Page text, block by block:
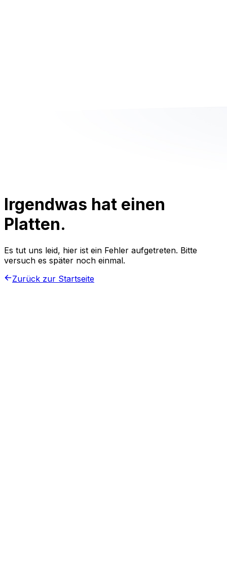
Irgendwas hat einen
Platten.
Es tut uns leid, hier ist ein Fehler aufgetreten. Bitte
versuch es später noch einmal.
Zurück zur Startseite